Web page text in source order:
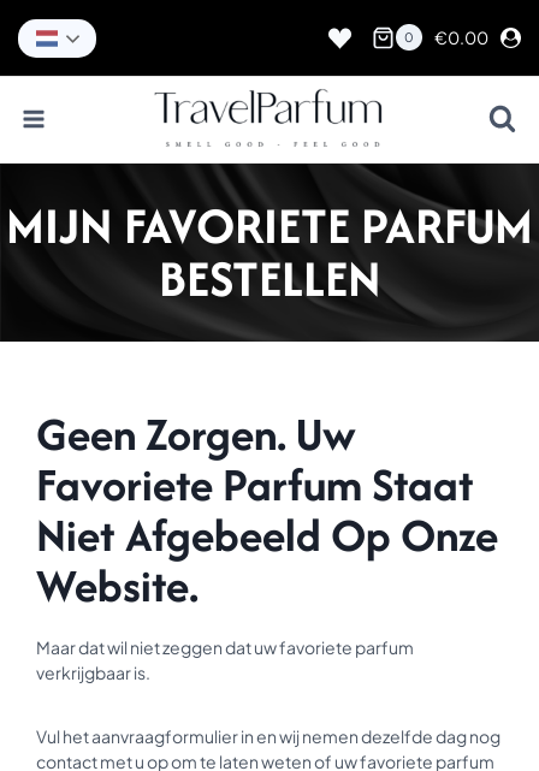
naar
inhoud
0 €0.00
MIJN FAVORIETE PARFUM
BESTELLEN
Geen Zorgen. Uw
Favoriete Parfum Staat
Niet Afgebeeld Op Onze
Website.
Maar dat wil niet zeggen dat uw favoriete parfum
verkrijgbaar is.
Vul het aanvraagformulier in en wij nemen dezelfde dag nog
contact met u op om te laten weten of uw favoriete parfum